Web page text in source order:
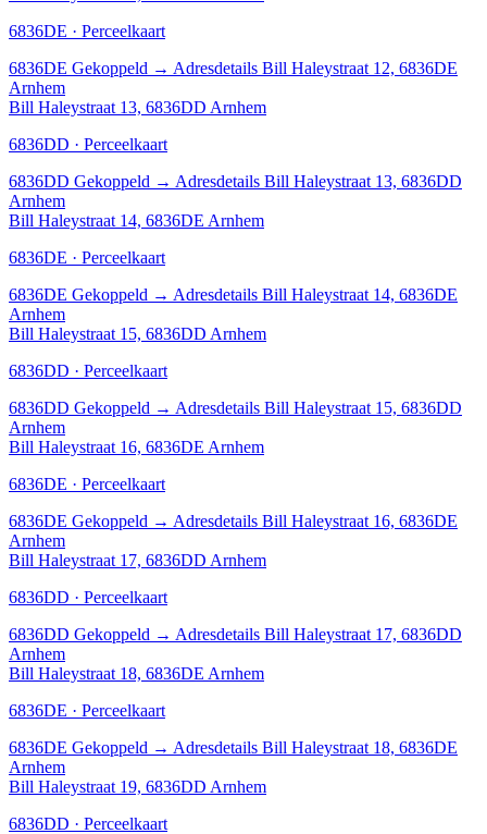
6836DE · Perceelkaart
6836DE Gekoppeld → Adresdetails Bill Haleystraat 12, 6836DE
Arnhem
Bill Haleystraat 13, 6836DD Arnhem
6836DD · Perceelkaart
6836DD Gekoppeld → Adresdetails Bill Haleystraat 13, 6836DD
Arnhem
Bill Haleystraat 14, 6836DE Arnhem
6836DE · Perceelkaart
6836DE Gekoppeld → Adresdetails Bill Haleystraat 14, 6836DE
Arnhem
Bill Haleystraat 15, 6836DD Arnhem
6836DD · Perceelkaart
6836DD Gekoppeld → Adresdetails Bill Haleystraat 15, 6836DD
Arnhem
Bill Haleystraat 16, 6836DE Arnhem
6836DE · Perceelkaart
6836DE Gekoppeld → Adresdetails Bill Haleystraat 16, 6836DE
Arnhem
Bill Haleystraat 17, 6836DD Arnhem
6836DD · Perceelkaart
6836DD Gekoppeld → Adresdetails Bill Haleystraat 17, 6836DD
Arnhem
Bill Haleystraat 18, 6836DE Arnhem
6836DE · Perceelkaart
6836DE Gekoppeld → Adresdetails Bill Haleystraat 18, 6836DE
Arnhem
Bill Haleystraat 19, 6836DD Arnhem
6836DD · Perceelkaart